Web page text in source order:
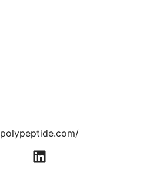
polypeptide.com/